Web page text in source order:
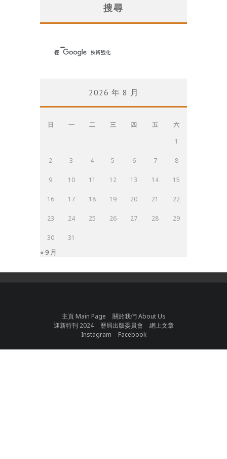
搜尋
2026 年 8 月
日 一 二 三 四 五
六
1
2 3 4 5 6 7 8
9 10 11 12 13 14 15
16 17 18 19 20 21 22
23 24 25 26 27 28 29
30 31
« 9 月
主頁 Main Page
關於我們 About Us
迎新特刊 2024
歷屆出版委員會
網上文章
Instagram
Facebook